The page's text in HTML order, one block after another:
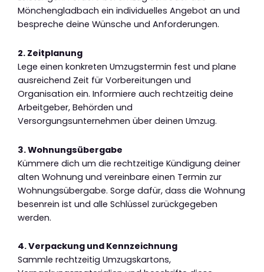
Mönchengladbach ein individuelles Angebot an und
bespreche deine Wünsche und Anforderungen.
2. Zeitplanung
Lege einen konkreten Umzugstermin fest und plane
ausreichend Zeit für Vorbereitungen und
Organisation ein. Informiere auch rechtzeitig deine
Arbeitgeber, Behörden und
Versorgungsunternehmen über deinen Umzug.
3. Wohnungsübergabe
Kümmere dich um die rechtzeitige Kündigung deiner
alten Wohnung und vereinbare einen Termin zur
Wohnungsübergabe. Sorge dafür, dass die Wohnung
besenrein ist und alle Schlüssel zurückgegeben
werden.
4. Verpackung und Kennzeichnung
Sammle rechtzeitig Umzugskartons,